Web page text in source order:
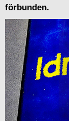
förbunden.